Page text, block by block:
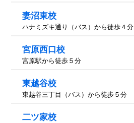
妻沼東校
ハナミズキ通り（バス）から徒歩４分
宮原西口校
宮原駅から徒歩５分
東越谷校
東越谷三丁目（バス）から徒歩５分
二ツ家校